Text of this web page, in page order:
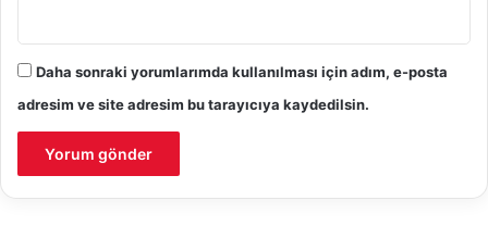
Daha sonraki yorumlarımda kullanılması için adım, e-posta
adresim ve site adresim bu tarayıcıya kaydedilsin.